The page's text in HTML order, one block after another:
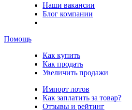
Наши вакансии
Блог компании
Помощь
Как купить
Как продать
Увеличить продажи
Импорт лотов
Как заплатить за товар?
Отзывы и рейтинг